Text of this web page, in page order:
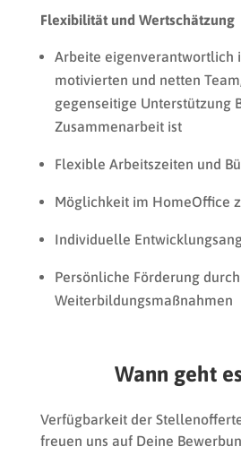
Flexibilität und Wertschätzung
Arbeite eigenverantwortlich
motivierten und netten
gegenseitige Unterstützung
Zusammenarbeit ist
Flexible Arbeitszeiten und
Möglichkeit im HomeOffice
Individuelle
Persönliche Förderung
Weiterbildungsmaßnahmen
Wann geht
Verfügbarkeit der
freuen uns auf Deine